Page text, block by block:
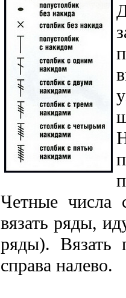
Четные числа
вязать ряды,
ряды). Вязать
справа налево.